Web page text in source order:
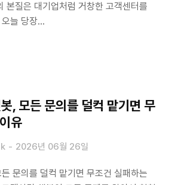
본질은 대기업처럼 거창한 고객센터를
오늘 당장…
, 모든 문의를 덜컥 맡기면 무
유
2026년 06월 26일
문의를 덜컥 맡기면 무조건 실패하는